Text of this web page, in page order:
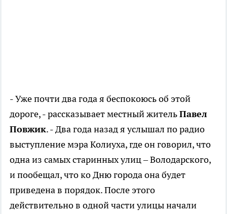
- Уже почти два года я беспокоюсь об этой
дороге, - рассказывает местный жительПавел
Повжик. - Два года назад я услышал по радио
выступление мэра Колиуха, где он говорил, что
одна из самых старинных улиц – Володарского,
и пообещал, что ко Дню города она будет
приведена в порядок. После этого
действительно в одной части улицы начали